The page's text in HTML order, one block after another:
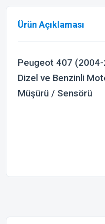
Ürün Açıklaması
Peugeot 407
Dizel ve Benzinli
Müşürü / Sensörü